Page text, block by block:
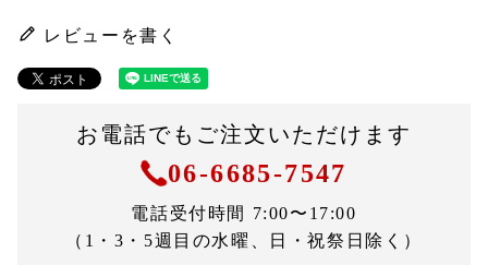
レビューを書く
お電話でもご注文いただけます
06-6685-7547
電話受付時間 7:00〜17:00
（1・3・5週目の水曜、日・祝祭日除く）